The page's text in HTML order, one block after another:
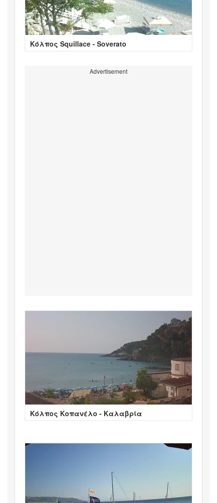
Κόλπος Squillace - Soverato
Advertisement
Κόλπος Κοπανέλο - Καλαβρία